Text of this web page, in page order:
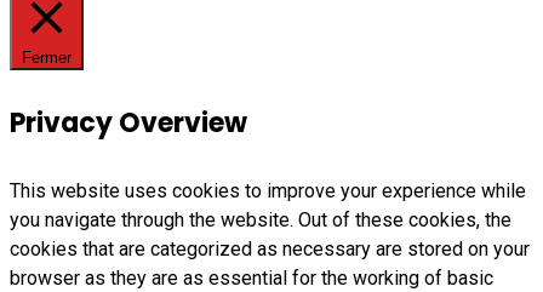
Fermer
Privacy Overview
This website uses cookies to improve your experience while
you navigate through the website. Out of these cookies, the
cookies that are categorized as necessary are stored on your
browser as they are as essential for the working of basic